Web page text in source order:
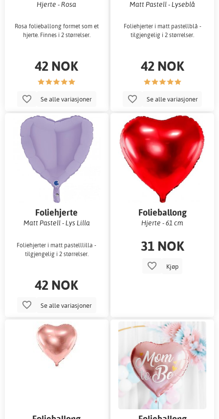
Hjerte - Rosa
Rosa folieballong formet som et
hjerte. Finnes i 2 størrelser.
42 NOK
Se alle variasjoner
Matt Pastell - Lyseblå
Foliehjerter i matt pastellblå -
tilgjengelig i 2 størrelser.
42 NOK
Se alle variasjoner
Foliehjerte
Matt Pastell - Lys Lilla
Foliehjerter i matt pastelllilla -
tilgjengelig i 2 størrelser.
42 NOK
Se alle variasjoner
Folieballong
Hjerte - 61 cm
31 NOK
Kjøp